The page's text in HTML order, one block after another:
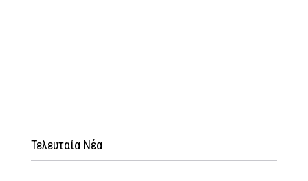
Τελευταία Νέα